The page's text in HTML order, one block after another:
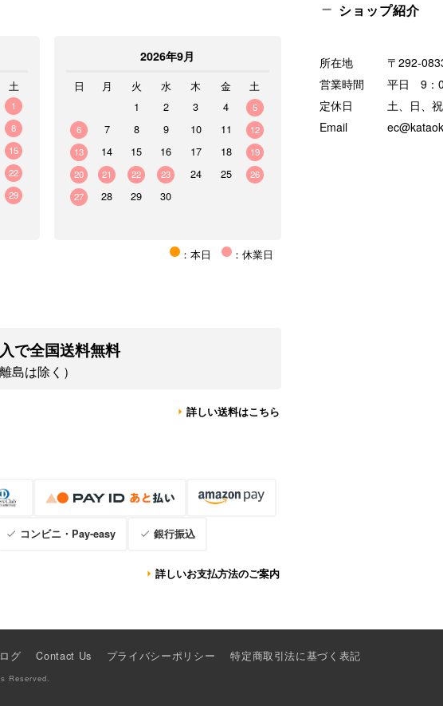
土
1
8
15
22
29
2026年9月
日 月 火 水 木 金
土
1
2 3 4
5
6
7 8 9 10 11
12
13
14 15 16 17 18
19
20
21 22 23 24 25
26
27
28 29 30
：本日 ：休業日
で全国送料無料
島は除く）
詳しい送料はこちら
コンビニ・Pay-easy 銀行振込
詳しいお支払方法のご案内
ショップ紹介
所在地
〒292-
営業時間
平日 9：
定休日
土、日、
Email
グ Contact Us プライバシーポリシー 特定商取引法に基づく表記
Reserved.